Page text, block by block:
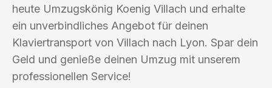
heute Umzugskönig Koenig Villach und erhalte
ein unverbindliches Angebot für deinen
Klaviertransport von Villach nach Lyon. Spar dein
Geld und genieße deinen Umzug mit unserem
professionellen Service!